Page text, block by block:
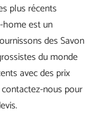
plus récents
home est un
des Savon
du monde
avec des prix
nous pour